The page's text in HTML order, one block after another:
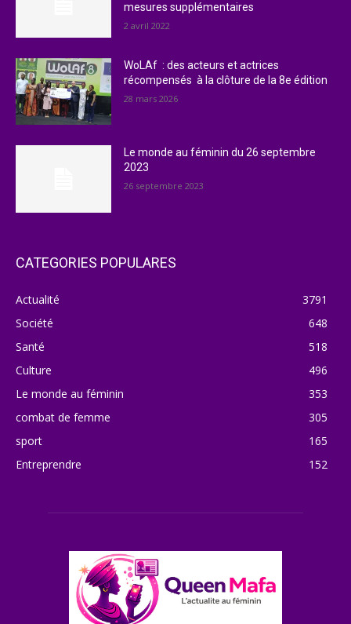
mesures supplémentaires
2 avril 2022
WoLAf : des acteurs et actrices
récompensés à la clôture de la 8e édition
28 mars 2026
Le monde au féminin du 26 septembre
2023
26 septembre 2023
CATEGORIES POPULARES
Actualité
3791
Société
648
Santé
518
Culture
496
Le monde au féminin
353
combat de femme
305
sport
165
Entreprendre
152